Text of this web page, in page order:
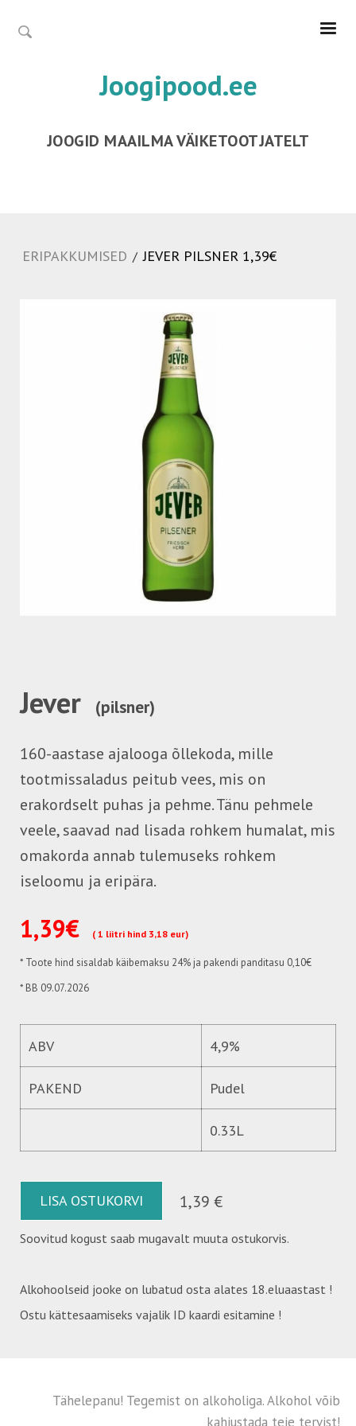
Joogipood.ee
JOOGID MAAILMA VÄIKETOOTJATELT
ERIPAKKUMISED / JEVER PILSNER 1,39€
Jever (pilsner)
160-aastase ajalooga õllekoda, mille
tootmissaladus peitub vees, mis on
erakordselt puhas ja pehme. Tänu pehmele
veele, saavad nad lisada rohkem humalat, mis
omakorda annab tulemuseks rohkem
iseloomu ja eripära.
1,39€ ( 1 liitri hind 3,18 eur)
* Toote hind sisaldab käibemaksu 24% ja pakendi panditasu 0,10€
* BB 09.07.2026
ABV 4,9%
PAKEND Pudel
0.33L
LISA OSTUKORVI 1,39 €
Soovitud kogust saab mugavalt muuta ostukorvis.
Alkohoolseid jooke on lubatud osta alates 18.eluaastast !
Ostu kättesaamiseks vajalik ID kaardi esitamine !
Tähelepanu! Tegemist on alkoholiga. Alkohol võib
kahjustada teie tervist!